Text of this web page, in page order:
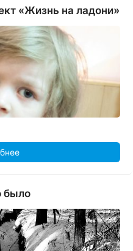
«Жизнь на ладони»
было